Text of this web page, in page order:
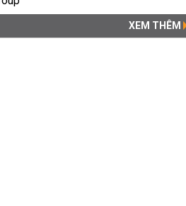
XEM THÊM